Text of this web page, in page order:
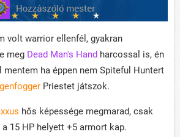
volt warrior ellenfél, gyakran
meg Dead Man's Hand harcossal is, én
mentem ha éppen nem Spiteful Huntert
Priestet játszok.
hős képessége megmarad, csak
15 HP helyett +5 armort kap.